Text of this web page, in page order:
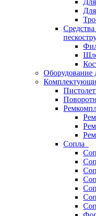
Оборудование
Сопла